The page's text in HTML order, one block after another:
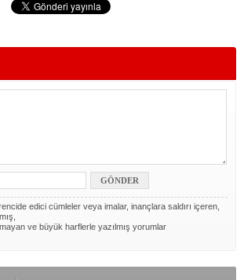
edici cümleler veya imalar, inançlara saldırı içeren,
ve büyük harflerle yazılmış yorumlar